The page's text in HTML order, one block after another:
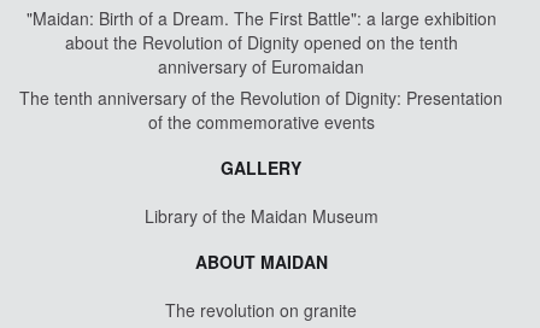
"Maidan: Birth of a Dream. The First Battle": a large exhibition
about the Revolution of Dignity opened on the tenth
anniversary of Euromaidan
The tenth anniversary of the Revolution of Dignity: Presentation
of the commemorative events
GALLERY
Library of the Maidan Museum
ABOUT MAIDAN
The revolution on granite